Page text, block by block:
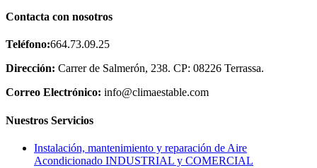
Contacta con nosotros
Teléfono:664.73.09.25
Dirección: Carrer de Salmerón, 238. CP: 08226 Terrassa.
Correo Electrónico: info@climaestable.com
Nuestros Servicios
Instalación, mantenimiento y reparación de Aire
Acondicionado INDUSTRIAL y COMERCIAL